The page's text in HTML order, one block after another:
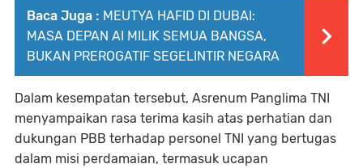
Baca Juga : MEUTYA HAFID DI DUBAI:
MASA DEPAN AI MILIK SEMUA BANGSA,
BUKAN PREROGATIF SEGELINTIR NEGARA
Dalam kesempatan tersebut, Asrenum Panglima TNI
menyampaikan rasa terima kasih atas perhatian dan
dukungan PBB terhadap personel TNI yang bertugas
dalam misi perdamaian, termasuk ucapan